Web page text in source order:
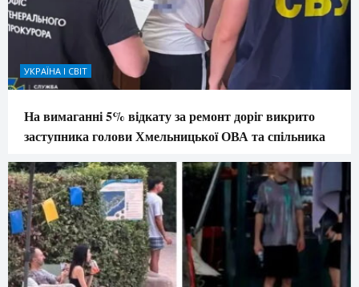
УКРАЇНА І СВІТ
На вимаганні 5% відкату за ремонт доріг викрито
заступника голови Хмельницької ОВА та спільника